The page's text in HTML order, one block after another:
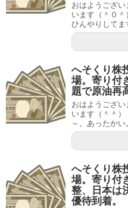
おはようござ
います（＾０
ひんやりしてま
へそくり株
場。寄り付
題で原油再
おはようござ
います（＾＾
～。あったかい
へそくり株
場。寄り付
整、日本は
優待到着。